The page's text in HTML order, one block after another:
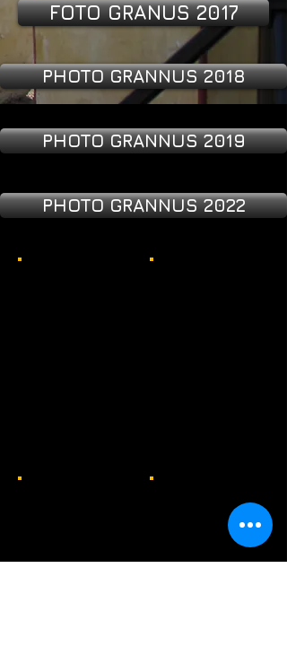
FOTO GRANUS 2017
PHOTO GRANNUS 2018
PHOTO GRANNUS 2019
PHOTO GRANNUS 2022